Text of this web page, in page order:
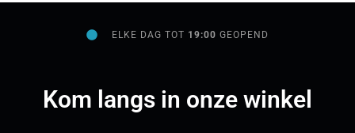
ELKE DAG TOT 19:00GEOPEND
Kom langs in onze winkel